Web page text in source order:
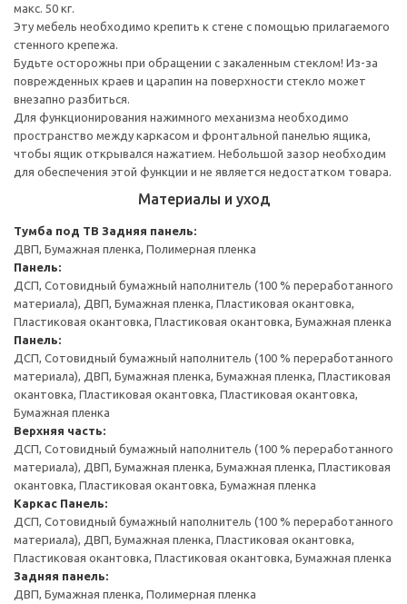
макс. 50 кг.
Эту мебель необходимо крепить к стене с помощью прилагаемого
стенного крепежа.
Будьте осторожны при обращении с закаленным стеклом! Из-за
поврежденных краев и царапин на поверхности стекло может
внезапно разбиться.
Для функционирования нажимного механизма необходимо
пространство между каркасом и фронтальной панелью ящика,
чтобы ящик открывался нажатием. Небольшой зазор необходим
для обеспечения этой функции и не является недостатком товара.
Материалы и уход
Тумба под ТВ Задняя панель:
ДВП, Бумажная пленка, Полимерная пленка
Панель:
ДСП, Сотовидный бумажный наполнитель (100 % переработанного
материала), ДВП, Бумажная пленка, Пластиковая окантовка,
Пластиковая окантовка, Пластиковая окантовка, Бумажная пленка
Панель:
ДСП, Сотовидный бумажный наполнитель (100 % переработанного
материала), ДВП, Бумажная пленка, Бумажная пленка, Пластиковая
окантовка, Пластиковая окантовка, Пластиковая окантовка,
Бумажная пленка
Верхняя часть:
ДСП, Сотовидный бумажный наполнитель (100 % переработанного
материала), ДВП, Бумажная пленка, Бумажная пленка, Пластиковая
окантовка, Пластиковая окантовка, Бумажная пленка
Каркас Панель:
ДСП, Сотовидный бумажный наполнитель (100 % переработанного
материала), ДВП, Бумажная пленка, Пластиковая окантовка,
Пластиковая окантовка, Пластиковая окантовка, Бумажная пленка
Задняя панель:
ДВП, Бумажная пленка, Полимерная пленка